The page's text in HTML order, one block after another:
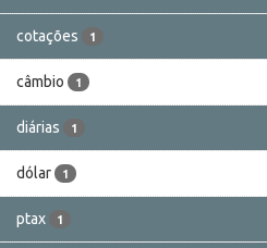
cotações 1
câmbio 1
diárias 1
dólar 1
ptax 1